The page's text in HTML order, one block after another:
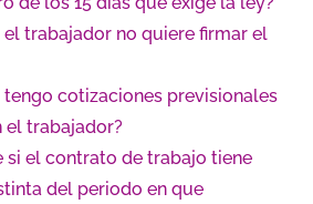
el trabajador no quiere firmar el
tengo cotizaciones previsionales
el trabajador?
si el contrato de trabajo tiene
del periodo en que